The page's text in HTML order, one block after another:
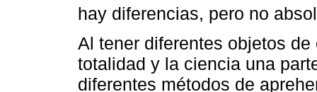
hay diferencias, pero no
Al tener diferentes objetos
totalidad y la ciencia una
diferentes métodos de